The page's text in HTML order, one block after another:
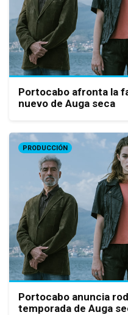
Portocabo afronta la
nuevo de Auga seca
PRODUCCIÓN
Portocabo anuncia
temporada de Auga